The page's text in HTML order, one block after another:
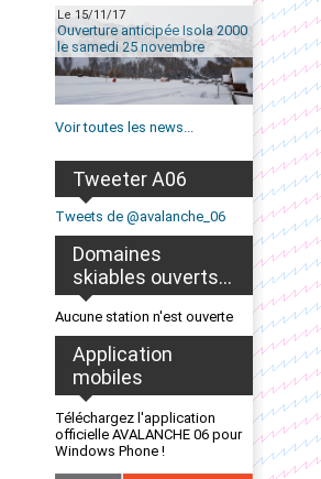
Le 15/11/17
Ouverture anticipée Isola 2000
le samedi 25 novembre
Voir toutes les news...
Tweeter A06
Tweets de @avalanche_06
Domaines
skiables ouverts...
Aucune station n'est ouverte
Application
mobiles
Téléchargez l'application
officielle AVALANCHE 06 pour
Windows Phone !